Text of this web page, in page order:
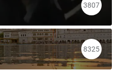
3807
8325